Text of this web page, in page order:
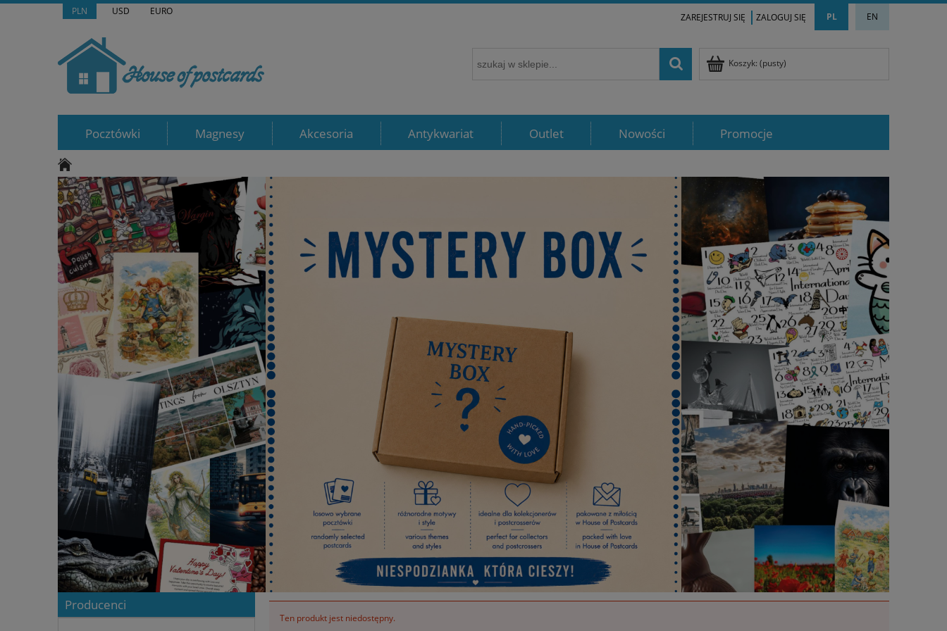
PLN USD EURO PL EN
ZAREJESTRUJ SIĘ ZALOGUJ SIĘ
Koszyk: (pusty)
Pocztówki Magnesy Akcesoria Antykwariat Outlet Nowości Promocje
Producenci
Ten produkt jest niedostępny.